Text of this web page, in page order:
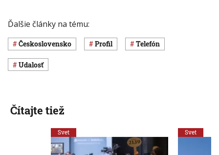
Ďalšie články na tému:
Československo profil telefón
udalosť
Čítajte tiež
Svet Svet